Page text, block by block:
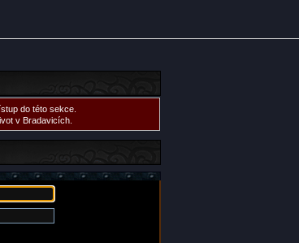
do této sekce.
v Bradavicích.